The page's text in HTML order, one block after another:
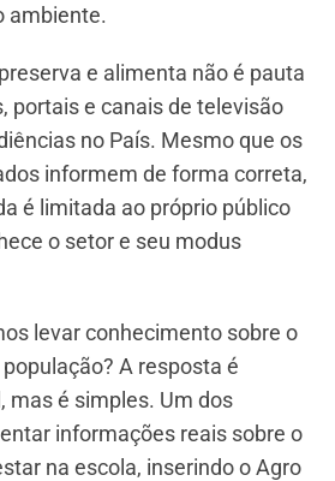
ambiente.
e alimenta não é pauta
portais e canais de televisão
no País. Mesmo que os
informem de forma correta,
é limitada ao próprio público
o setor e seu modus
levar conhecimento sobre o
A resposta é
mas é simples. Um dos
informações reais sobre o
na escola, inserindo o Agro